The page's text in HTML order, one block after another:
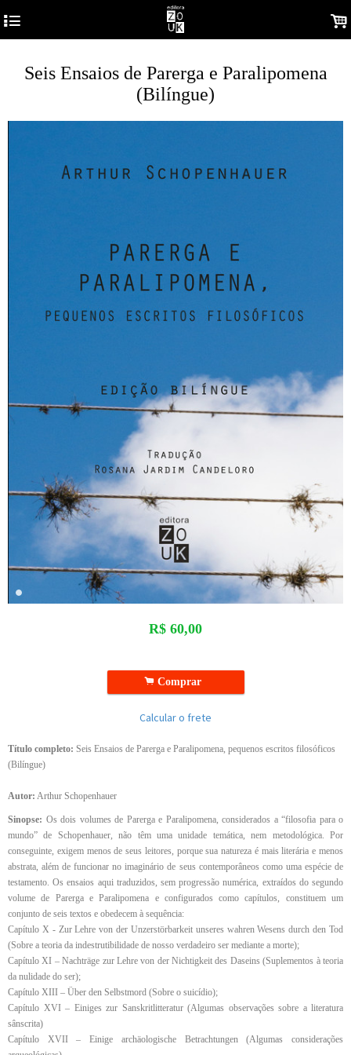
4 .
Seis Ensaios de Parerga e Paralipomena
(Bilíngue)
R$ 60,00
.Comprar
Calcular o frete
Título completo: Seis Ensaios de Parerga e Paralipomena, pequenos escritos filosóficos
(Bilíngue)
Autor: Arthur Schopenhauer
Sinopse: Os dois volumes de Parerga e Paralipomena, considerados a “filosofia para o
mundo” de Schopenhauer, não têm uma unidade temática, nem metodológica. Por
conseguinte, exigem menos de seus leitores, porque sua natureza é mais literária e menos
abstrata, além de funcionar no imaginário de seus contemporâneos como uma espécie de
testamento. Os ensaios aqui traduzidos, sem progressão numérica, extraídos do segundo
volume de Parerga e Paralipomena e configurados como capítulos, constituem um
conjunto de seis textos e obedecem à sequência:
Capítulo X - Zur Lehre von der Unzerstörbarkeit unseres wahren Wesens durch den Tod
(Sobre a teoria da indestrutibilidade de nosso verdadeiro ser mediante a morte);
Capítulo XI – Nachträge zur Lehre von der Nichtigkeit des Daseins (Suplementos à teoria
da nulidade do ser);
Capítulo XIII – Über den Selbstmord (Sobre o suicídio);
Capítulo XVI – Einiges zur Sanskritlitteratur (Algumas observações sobre a literatura
sânscrita)
Capítulo XVII – Einige archäologische Betrachtungen (Algumas considerações